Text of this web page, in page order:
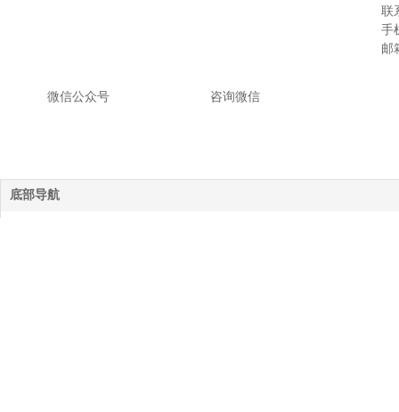
底部导航
微信公众号 咨询微信
联
手
邮